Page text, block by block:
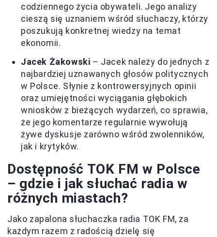
codziennego życia obywateli. Jego analizy
cieszą się uznaniem wśród słuchaczy, którzy
poszukują konkretnej wiedzy na temat
ekonomii.
Jacek Żakowski – Jacek należy do jednych z
najbardziej uznawanych głosów politycznych
w Polsce. Słynie z kontrowersyjnych opinii
oraz umiejętności wyciągania głębokich
wniosków z bieżących wydarzeń, co sprawia,
że jego komentarze regularnie wywołują
żywe dyskusje zarówno wśród zwolenników,
jak i krytyków.
Dostępność TOK FM w Polsce
– gdzie i jak słuchać radia w
różnych miastach?
Jako zapalona słuchaczka radia TOK FM, za
każdym razem z radością dzielę się